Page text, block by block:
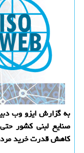
به گزارش ایزو وب
صنایع لبنی کشور
کاهش قدرت خرید مردم